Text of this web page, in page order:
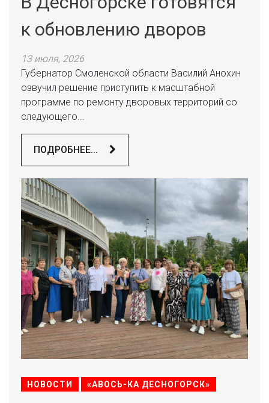
к обновлению дворов
13 июля, 2026
Губернатор Смоленской области Василий Анохин
озвучил решение приступить к масштабной
программе по ремонту дворовых территорий со
следующего...
ПОДРОБНЕЕ...
НОВОСТИ «АВОСЬ-КА ДЕСНОГОРСК»